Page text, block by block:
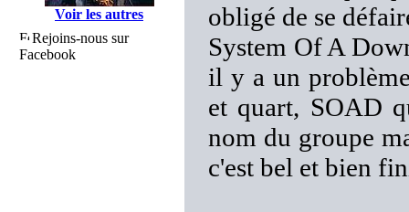
Voir les autres
Rejoins-nous sur
Facebook
obligé de se
System Of A
il y a un
et quart, SOAD
nom du groupe
c'est bel et bien